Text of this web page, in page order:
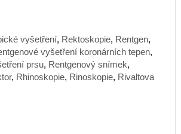
vyšetření, Rektoskopie, Rentgen,
vyšetření koronárních tepen,
prsu, Rentgenový snímek,
, Rhinoskopie, Rinoskopie, Rivaltova